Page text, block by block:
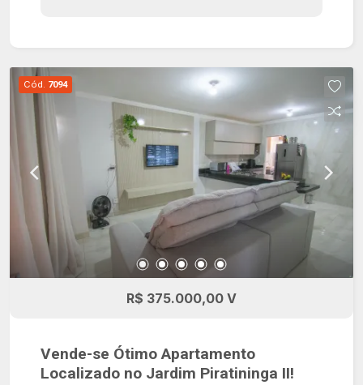
Cód. 7094
R$ 375.000,00 V
Vende-se Ótimo Apartamento
Localizado no Jardim Piratininga II!